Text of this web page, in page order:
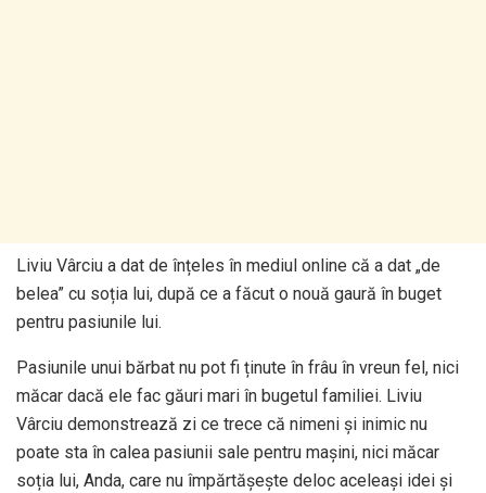
Liviu Vârciu a dat de înțeles în mediul online că a dat „de
belea” cu soția lui, după ce a făcut o nouă gaură în buget
pentru pasiunile lui.
Pasiunile unui bărbat nu pot fi ținute în frâu în vreun fel, nici
măcar dacă ele fac găuri mari în bugetul familiei. Liviu
Vârciu demonstrează zi ce trece că nimeni și inimic nu
poate sta în calea pasiunii sale pentru mașini, nici măcar
soția lui, Anda, care nu împărtășește deloc aceleași idei și